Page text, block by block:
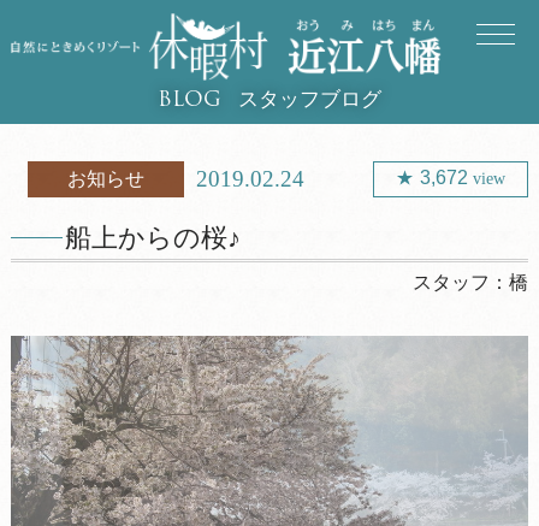
BLOG スタッフブログ
お知らせ 2019.02.24 3,672view
船上からの桜♪
スタッフ：橋